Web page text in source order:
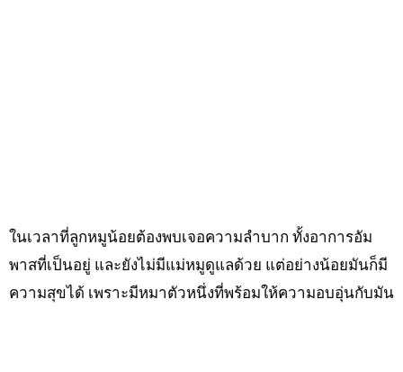
ในเวลาที่ลูกหมูน้อยต้องพบเจอความลำบาก ทั้งอาการอัม
พาสที่เป็นอยู่ และยังไม่มีแม่หมูดูแลด้วย แต่อย่างน้อยมันก็มี
ความสุขได้ เพราะมีหมาตัวหนึ่งที่พร้อมให้ความอบอุ่นกับมัน